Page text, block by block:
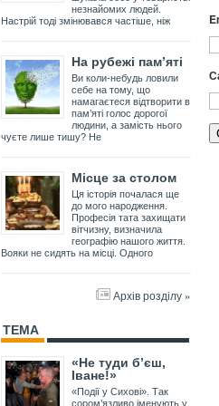
незнайомих людей.
Настрій тоді змінювався частіше, ніж
На рубежі пам’яті
Ви коли-небудь ловили
себе на тому, що
намагаєтеся відтворити в
пам’яті голос дорогої
людини, а замість нього
чуєте лише тишу? Не
Місце за столом
Ця історія почалася ще
до мого народження.
Професія тата захищати
вітчизну, визначила
географію нашого життя.
Вояки не сидять на місці. Одного
Архів розділу »
ТЕМА
«Не туди б’єш,
Іване!»
«Події у Сихові». Так
сором’язливо іменують у